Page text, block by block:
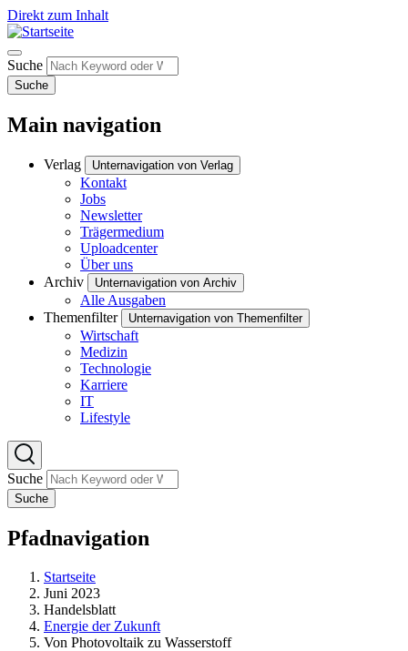
Direkt zum Inhalt
Suche
Suche
Main navigation
Verlag Unternavigation von Verlag
Kontakt
Jobs
Newsletter
Trägermedium
Uploadcenter
Über uns
Archiv
Unternavigation von Archiv
Alle Ausgaben
Themenfilter
Unternavigation von Themenfilter
Wirtschaft
Medizin
Technologie
Karriere
IT
Lifestyle
Suche
Suche
Pfadnavigation
Startseite
Juni 2023
Handelsblatt
Energie der Zukunft
Von Photovoltaik zu Wasserstoff